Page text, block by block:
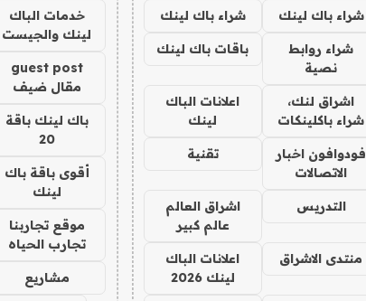
شراء باك لينك شراء باك لينك
شراء روابط
نصية
باقات باك لينك
اشراق لنك،
شراء باكلينكات
اعلانات الباك
لينك
فودوافون اخبار
الاتصالات
تقنية
التدريس
اشراق العالم
عالم كبير
منتدى الاشراق
اعلانات الباك
لينك 2026
خدمات الباك
لينك والجيست
guest post
مقال ضيف
باك لينك باقة
20
أقوى باقة باك
لينك
موقع تجاربنا
تجارب الحياه
مشاريع